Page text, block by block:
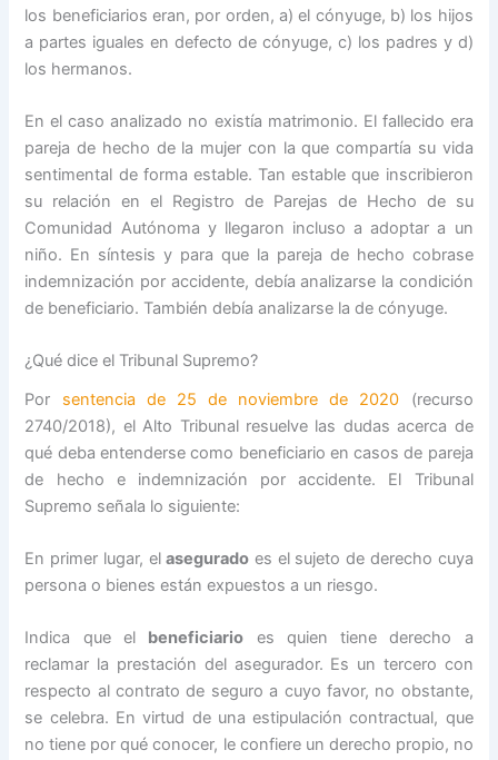
los beneficiarios eran, por orden, a) el cónyuge, b) los hijos
a partes iguales en defecto de cónyuge, c) los padres y d)
los hermanos.
En el caso analizado no existía matrimonio. El fallecido era
pareja de hecho de la mujer con la que compartía su vida
sentimental de forma estable. Tan estable que inscribieron
su relación en el Registro de Parejas de Hecho de su
Comunidad Autónoma y llegaron incluso a adoptar a un
niño. En síntesis y para que la pareja de hecho cobrase
indemnización por accidente, debía analizarse la condición
de beneficiario. También debía analizarse la de cónyuge.
¿Qué dice el Tribunal Supremo?
Por sentencia de 25 de noviembre de 2020 (recurso
2740/2018), el Alto Tribunal resuelve las dudas acerca de
qué deba entenderse como beneficiario en casos de pareja
de hecho e indemnización por accidente. El Tribunal
Supremo señala lo siguiente:
En primer lugar, elasegurado es el sujeto de derecho cuya
persona o bienes están expuestos a un riesgo.
Indica que el beneficiario es quien tiene derecho a
reclamar la prestación del asegurador. Es un tercero con
respecto al contrato de seguro a cuyo favor, no obstante,
se celebra. En virtud de una estipulación contractual, que
no tiene por qué conocer, le confiere un derecho propio, no